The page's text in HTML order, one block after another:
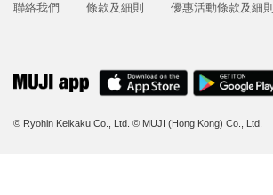
聯絡我們 條款及細則 優惠活動條款及細則
© Ryohin Keikaku Co., Ltd. © MUJI (Hong Kong) Co., Ltd.